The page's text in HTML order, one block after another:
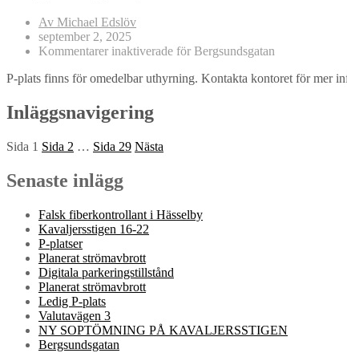
Av Michael Edslöv
september 2, 2025
Kommentarer inaktiverade för Bergsundsgatan
P-plats finns för omedelbar uthyrning. Kontakta kontoret för mer
Inläggsnavigering
Sida 1 Sida 2 … Sida 29 Nästa
Senaste inlägg
Falsk fiberkontrollant i Hässelby
Kavaljersstigen 16-22
P-platser
Planerat strömavbrott
Digitala parkeringstillstånd
Planerat strömavbrott
Ledig P-plats
Valutavägen 3
NY SOPTÖMNING PÅ KAVALJERSSTIGEN
Bergsundsgatan